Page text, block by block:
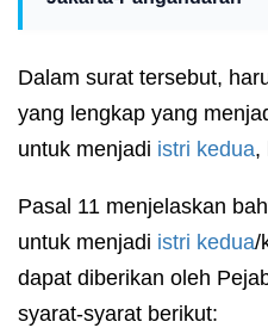
Dalam surat tersebut,
yang lengkap yang
untuk menjadi istri kedua,
Pasal 11 menjelaskan
untuk menjadi istri kedua/
dapat diberikan oleh
syarat-syarat berikut: